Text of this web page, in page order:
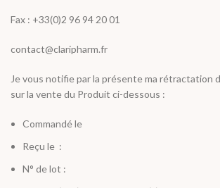
Fax : +33(0)2 96 94 20 01
contact@claripharm.fr
Je vous notifie par la présente ma rétractation
sur la vente du Produit ci-dessous :
Commandé le
Reçu le :
N° de lot :